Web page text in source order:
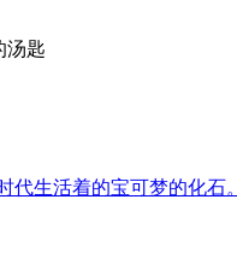
汤匙
代生活着的宝可梦的化石。